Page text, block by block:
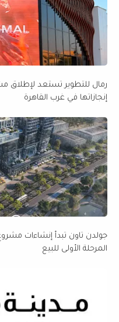
رمال للتطوير تستعد لإطلاق
إنجازاتها في غرب القاهرة
المرحلة الأولى للبيع